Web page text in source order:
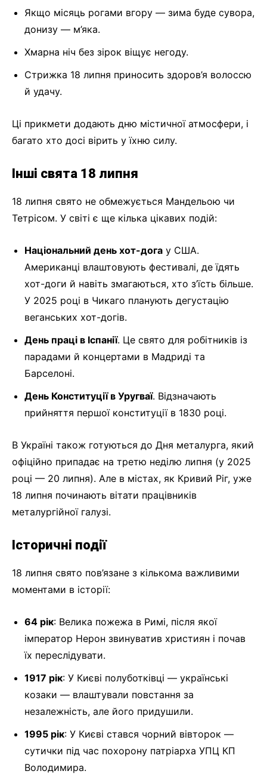
Якщо місяць рогами вгору — зима буде сувора,
донизу — м’яка.
Хмарна ніч без зірок віщує негоду.
Стрижка 18 липня приносить здоров’я волоссю
й удачу.
Ці прикмети додають дню містичної атмосфери, і
багато хто досі вірить у їхню силу.
Інші свята 18 липня
18 липня свято не обмежується Мандельою чи
Тетрісом. У світі є ще кілька цікавих подій:
Національний день хот-дога у США.
Американці влаштовують фестивалі, де їдять
хот-доги й навіть змагаються, хто з’їсть більше.
У 2025 році в Чикаго планують дегустацію
веганських хот-догів.
День праці в Іспанії. Це свято для робітників із
парадами й концертами в Мадриді та
Барселоні.
День Конституції в Уругваї. Відзначають
прийняття першої конституції в 1830 році.
В Україні також готуються до Дня металурга, який
офіційно припадає на третю неділю липня (у 2025
році — 20 липня). Але в містах, як Кривий Ріг, уже
18 липня починають вітати працівників
металургійної галузі.
Історичні події
18 липня свято пов’язане з кількома важливими
моментами в історії:
64 рік: Велика пожежа в Римі, після якої
імператор Нерон звинуватив християн і почав
їх переслідувати.
1917 рік: У Києві полуботківці — українські
козаки — влаштували повстання за
незалежність, але його придушили.
1995 рік: У Києві стався чорний вівторок —
сутички під час похорону патріарха УПЦ КП
Володимира.